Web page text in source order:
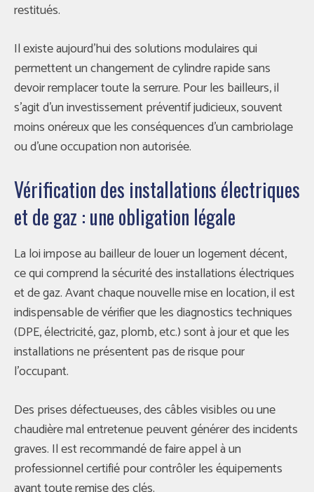
restitués.
Il existe aujourd’hui des solutions modulaires qui
permettent un changement de cylindre rapide sans
devoir remplacer toute la serrure. Pour les bailleurs, il
s’agit d’un investissement préventif judicieux, souvent
moins onéreux que les conséquences d’un cambriolage
ou d’une occupation non autorisée.
Vérification des installations électriques
et de gaz : une obligation légale
La loi impose au bailleur de louer un logement décent,
ce qui comprend la sécurité des installations électriques
et de gaz. Avant chaque nouvelle mise en location, il est
indispensable de vérifier que les diagnostics techniques
(DPE, électricité, gaz, plomb, etc.) sont à jour et que les
installations ne présentent pas de risque pour
l’occupant.
Des prises défectueuses, des câbles visibles ou une
chaudière mal entretenue peuvent générer des incidents
graves. Il est recommandé de faire appel à un
professionnel certifié pour contrôler les équipements